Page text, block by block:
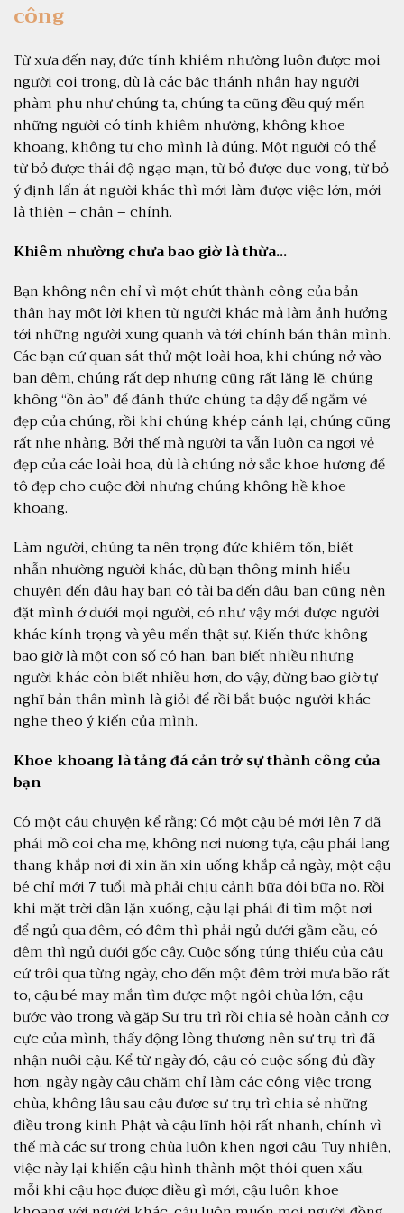
công
Từ xưa đến nay, đức tính khiêm nhường luôn được mọi
người coi trọng, dù là các bậc thánh nhân hay người
phàm phu như chúng ta, chúng ta cũng đều quý mến
những người có tính khiêm nhường, không khoe
khoang, không tự cho mình là đúng. Một người có thể
từ bỏ được thái độ ngạo mạn, từ bỏ được dục vong, từ bỏ
ý định lấn át người khác thì mới làm được việc lớn, mới
là thiện – chân – chính.
Khiêm nhường chưa bao giờ là thừa…
Bạn không nên chỉ vì một chút thành công của bản
thân hay một lời khen từ người khác mà làm ảnh hưởng
tới những người xung quanh và tới chính bản thân mình.
Các bạn cứ quan sát thử một loài hoa, khi chúng nở vào
ban đêm, chúng rất đẹp nhưng cũng rất lặng lẽ, chúng
không “ồn ào” để đánh thức chúng ta dậy để ngắm vẻ
đẹp của chúng, rồi khi chúng khép cánh lại, chúng cũng
rất nhẹ nhàng. Bởi thế mà người ta vẫn luôn ca ngợi vẻ
đẹp của các loài hoa, dù là chúng nở sắc khoe hương để
tô đẹp cho cuộc đời nhưng chúng không hề khoe
khoang.
Làm người, chúng ta nên trọng đức khiêm tốn, biết
nhẫn nhường người khác, dù bạn thông minh hiểu
chuyện đến đâu hay bạn có tài ba đến đâu, bạn cũng nên
đặt mình ở dưới mọi người, có như vậy mới được người
khác kính trọng và yêu mến thật sự. Kiến thức không
bao giờ là một con số có hạn, bạn biết nhiều nhưng
người khác còn biết nhiều hơn, do vậy, đừng bao giờ tự
nghĩ bản thân mình là giỏi để rồi bắt buộc người khác
nghe theo ý kiến của mình.
Khoe khoang là tảng đá cản trở sự thành công của
bạn
Có một câu chuyện kể rằng: Có một cậu bé mới lên 7 đã
phải mồ coi cha mẹ, không nơi nương tựa, cậu phải lang
thang khắp nơi đi xin ăn xin uống khắp cả ngày, một cậu
bé chỉ mới 7 tuổi mà phải chịu cảnh bữa đói bữa no. Rồi
khi mặt trời dần lặn xuống, cậu lại phải đi tìm một nơi
để ngủ qua đêm, có đêm thì phải ngủ dưới gầm cầu, có
đêm thì ngủ dưới gốc cây. Cuộc sống túng thiếu của cậu
cứ trôi qua từng ngày, cho đến một đêm trời mưa bão rất
to, cậu bé may mắn tìm được một ngôi chùa lớn, cậu
bước vào trong và gặp Sư trụ trì rồi chia sẻ hoàn cảnh cơ
cực của mình, thấy động lòng thương nên sư trụ trì đã
nhận nuôi cậu. Kể từ ngày đó, cậu có cuộc sống đủ đầy
hơn, ngày ngày cậu chăm chỉ làm các công việc trong
chùa, không lâu sau cậu được sư trụ trì chia sẻ những
điều trong kinh Phật và cậu lĩnh hội rất nhanh, chính vì
thế mà các sư trong chùa luôn khen ngợi cậu. Tuy nhiên,
việc này lại khiến cậu hình thành một thói quen xấu,
mỗi khi cậu học được điều gì mới, cậu luôn khoe
đa
việc chỉ duy trì cơ thể khỏe
LỢI ÍCH CỦA VIỆC
ĂN CHAY TRONG
MÙA NÓNG
Thời tiết Sài Gòn đang ngày
càng nắng lên, đây không chỉ
là thử thách cho cơ thể trước
cái nắng gay gắt mà còn là cơ
những bữa ăn nhẹ nhàng, dễ
tiêu hóa và đặc biệt là lành
mạnh. Chế độ ăn chay, trong
ngữ cảnh này, […]
ĂN CHAY – XU
HƯỚNG MỚI CỦA
LỐI SỐNG HIỆN ĐẠI:
HÀNH TRÌNH KẾT NỐI
VỚI SỨC KHỎE VÀ MÔI
TRƯỜNG
Trong thế giới hiện đại, với sự
phồn thịnh và đa dạng, một xu
hướng nổi bật đã nở rộ, mở ra
những cánh cửa mới cho lối
sống bền vững và tốt cho sức
khỏe: ăn chay. Không chỉ là
một sự thay đổi về khẩu phần,
ăn chay là một cuộc phiêu lưu
[…]
MẬT GIÚP NHIỀU
NGƯỜI ĐẸP TỪ
TRONG RA NGOÀI, TỪ SỨC
KHỎE THỂ CHẤT ĐẾN SỨC
KHỎE TINH THẦN
Ăn chay là một lối sống ẩm
thực phổ biến, nơi người ta
giảm hoặc loại bỏ hoàn toàn
thực phẩm từ nguồn gốc động
vật khỏi chế độ ăn hàng ngày.
Bí mật này không chỉ giúp
nhiều người duy trì một vóc
dáng đẹp từ trong ra ngoài, mà
còn mang lại nhiều […]
Trình
Tĩnh Lặng
Thiền, một nghệ
của sự tĩnh lặng
tâm hồn, đã tồn
năm và trải qua
thái tĩnh lặng và
lắng, thiền […]